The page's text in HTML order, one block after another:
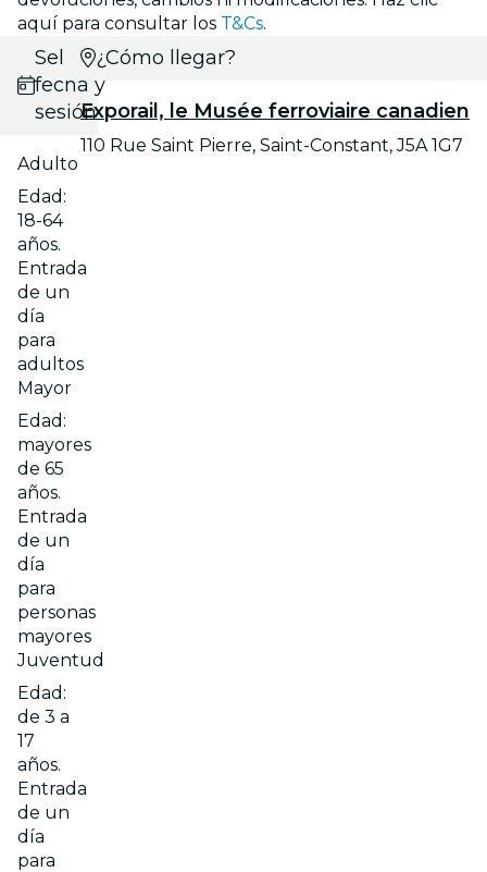
aquí para consultar los T&Cs.
Selecciona
fecha y
sesión
Adulto
Edad:
18-64
años.
Entrada
de un
día
para
adultos
Mayor
Edad:
mayores
de 65
años.
Entrada
de un
día
para
personas
mayores
Juventud
Edad:
de 3 a
17
años.
Entrada
de un
día
para
¿Cómo llegar?
Exporail, le Musée ferroviaire canadien
110 Rue Saint Pierre, Saint-Constant, J5A 1G7